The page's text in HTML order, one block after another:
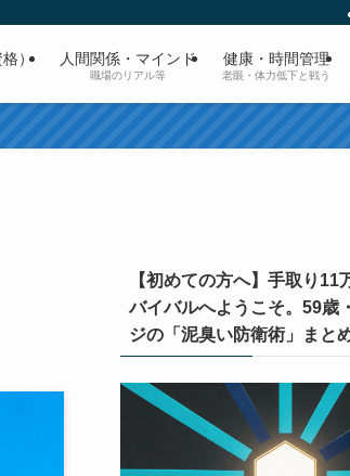
格） 人間関係・マインド
職場のリアル等
健康・時間管理
老眼・体力低下と戦う
【初めての方へ】手取り11
バイバルへようこそ。59歳
ジの「泥臭い防衛術」まと